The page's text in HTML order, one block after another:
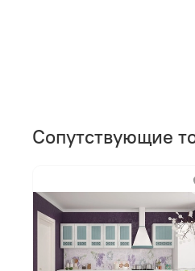
Сопутствующие